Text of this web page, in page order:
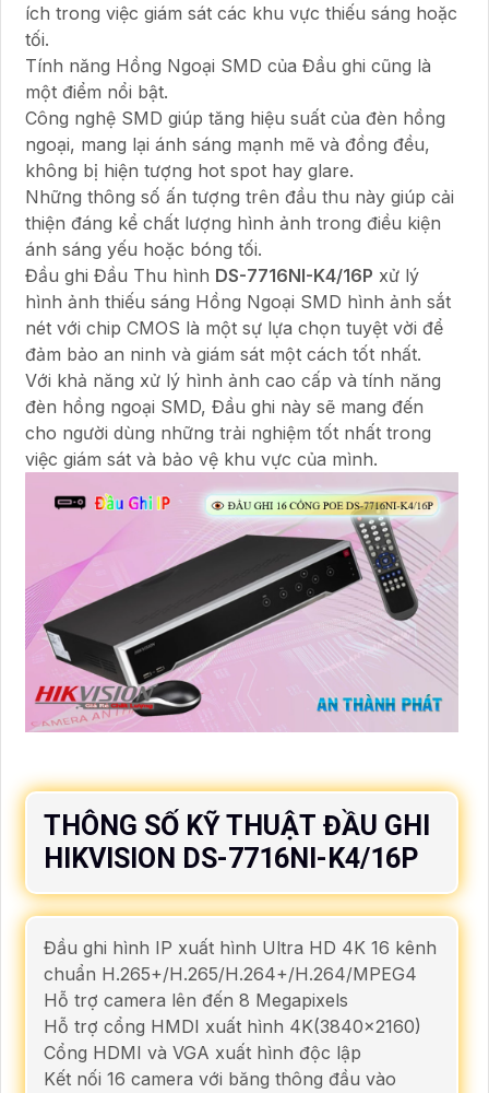
ích trong việc giám sát các khu vực thiếu sáng hoặc
tối.
Tính năng Hồng Ngoại SMD của Đầu ghi cũng là
một điểm nổi bật.
Công nghệ SMD giúp tăng hiệu suất của đèn hồng
ngoại, mang lại ánh sáng mạnh mẽ và đồng đều,
không bị hiện tượng hot spot hay glare.
Những thông số ấn tượng trên đầu thu này giúp cải
thiện đáng kể chất lượng hình ảnh trong điều kiện
ánh sáng yếu hoặc bóng tối.
Đầu ghi Đầu Thu hình DS-7716NI-K4/16P xử lý
hình ảnh thiếu sáng Hồng Ngoại SMD hình ảnh sắt
nét với chip CMOS là một sự lựa chọn tuyệt vời để
đảm bảo an ninh và giám sát một cách tốt nhất.
Với khả năng xử lý hình ảnh cao cấp và tính năng
đèn hồng ngoại SMD, Đầu ghi này sẽ mang đến
cho người dùng những trải nghiệm tốt nhất trong
việc giám sát và bảo vệ khu vực của mình.
THÔNG SỐ KỸ THUẬT ĐẦU GHI
HIKVISION DS-7716NI-K4/16P
Đầu ghi hình IP xuất hình Ultra HD 4K 16 kênh
chuẩn H.265+/H.265/H.264+/H.264/MPEG4
Hỗ trợ camera lên đến 8 Megapixels
Hỗ trợ cổng HMDI xuất hình 4K(3840x2160)
Cổng HDMI và VGA xuất hình độc lập
Kết nối 16 camera với băng thông đầu vào